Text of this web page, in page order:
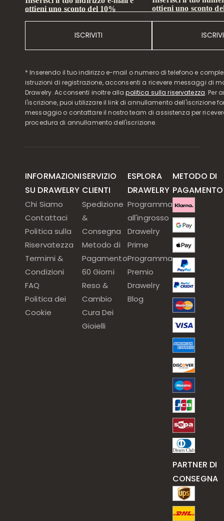
ottieni uno sconto del 10%
ISCRIVITI
ottieni uno sconto
* Inserendo il tuo indirizzo e-mail o numero di telefono e
istruzioni di registrazione, acconsenti a ricevere messaggi di
Drawelry. Acconsenti inoltre allapolitica sulla riservatezza. Per
l'iscrizione, puoi utilizzare il link di annullamento dell'iscrizione
messaggio o contattare il nostro team di assistenza per
procedura di annullamento dell'iscrizione.
INFORMAZIONI
SU DRAWELRY
Chi Siamo
Contattaci
Politica sulla
Riservatezza
Termimi &
Condizioni
FAQ
Politica dei
Cookie
SERVIZIO
CLIENTI
Spedizione
&
Consegna
Metodo di
Pagamento
60 Giorni
Reso &
Cambio
Cura Dei
Gioielli
ESPLORA
DRAWELRY
Programma
all'ingrosso
Drawelry
Prime
Programma
Premio
Drawelry
Blog
METODO DI
PAGAMENTO
PARTNER DI
CONSEGNA